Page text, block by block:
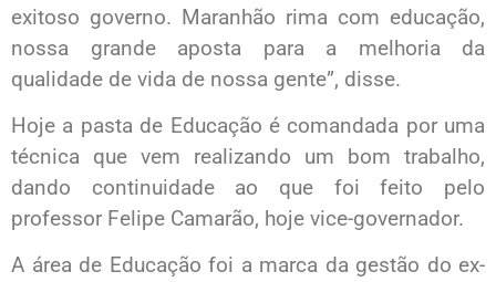
exitoso governo. Maranhão rima com educação,
nossa grande aposta para a melhoria da
qualidade de vida de nossa gente”, disse.
Hoje a pasta de Educação é comandada por uma
técnica que vem realizando um bom trabalho,
dando continuidade ao que foi feito pelo
professor Felipe Camarão, hoje vice-governador.
A área de Educação foi a marca da gestão do ex-